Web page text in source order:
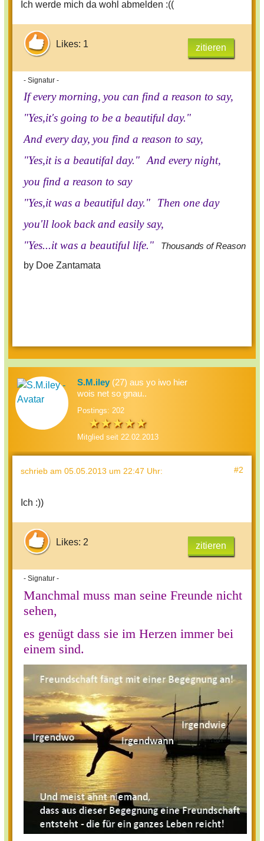
Ich werde mich da wohl abmelden :((
Likes: 1 zitieren
- Signatur -
If every morning, you can find a reason to say,
"Yes,it's going to be a beautiful day."
And every day, you find a reason to say,
"Yes,it is a beautifal day." And every night,
you find a reason to say
"Yes,it was a beautiful day."
Then one day
you'll look back and easily say,
"Yes...it was a beautiful life."
Thousands of Reason
by Doe Zantamata
S.M.iley(27) aus yo iwo hier
wois net so gnau..
Postings: 202
Mitglied seit 22.02.2013
schrieb am 05.05.2013 um 22:47 Uhr: #2
Ich :))
Likes: 2 zitieren
- Signatur -
Manchmal muss man seine Freunde nicht
sehen,
es genügt dass sie im Herzen immer bei
einem sind.